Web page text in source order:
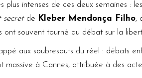
plus intenses de ces deux semaines :
secretde Kleber Mendonça Filho,
ont souvent tourné au débat sur la
aux soubresauts du réel : débats
massive à Cannes, attribuée à des